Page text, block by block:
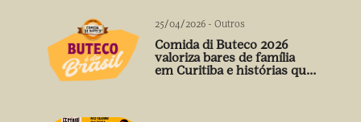
25/04/2026 - Outros
Comida di Buteco 2026
valoriza bares de família
em Curitiba e histórias que